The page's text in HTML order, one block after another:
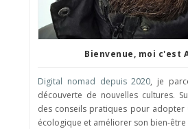
Bienvenue, moi c'est
Digital nomad depuis 2020, je
découverte de nouvelles cultures.
des conseils pratiques pour
écologique et améliorer son bien-